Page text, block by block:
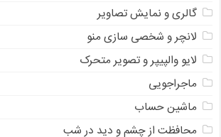
گالری و نمایش تصاویر
لانچر و شخصی سازی منو
لایو والپیپر و تصویر متحرک
ماجراجویی
ماشین حساب
محافظت از چشم و دید در شب